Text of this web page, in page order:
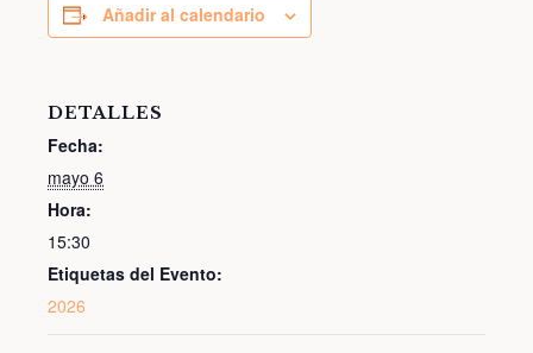
Añadir al calendario
DETALLES
Fecha:
mayo 6
Hora:
15:30
Etiquetas del Evento:
2026